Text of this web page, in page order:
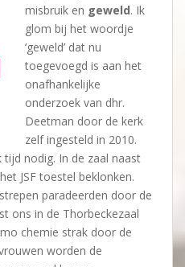
misbruik en geweld. Ik
glom bij het woordje
‘geweld’ dat nu
toegevoegd is aan het
onafhankelijke
onderzoek van dhr.
Deetman door de kerk
zelf ingesteld in 2010.
nodig. In de zaal naast
JSF toestel beklonken.
paradeerden door de
ons in de Thorbeckezaal
chemie strak door de
worden de